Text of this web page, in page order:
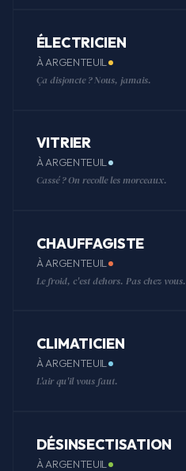
ÉLECTRICIEN
À ARGENTEUIL
Ça disjoncte ? Nous, jamais.
VITRIER
À ARGENTEUIL
Cassé ? On recolle les morceaux.
CHAUFFAGISTE
À ARGENTEUIL
Le froid, c'est dehors. Pas chez vous.
CLIMATICIEN
À ARGENTEUIL
L'air qu'il vous faut.
DÉSINSECTISATION
À ARGENTEUIL